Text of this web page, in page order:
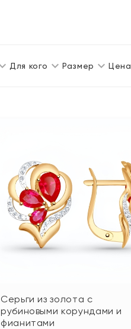
Для кого Размер Цена
Серьги из золота с
рубиновыми корундами и
фианитами